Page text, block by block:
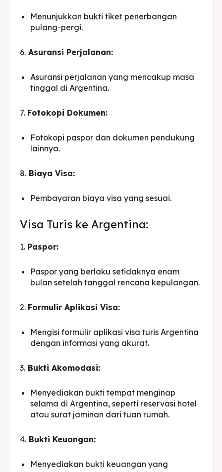
Menunjukkan bukti tiket penerbangan
pulang-pergi.
6. Asuransi Perjalanan:
Asuransi perjalanan yang mencakup masa
tinggal di Argentina.
7. Fotokopi Dokumen:
Fotokopi paspor dan dokumen pendukung
lainnya.
8. Biaya Visa:
Pembayaran biaya visa yang sesuai.
Visa Turis ke Argentina:
1. Paspor:
Paspor yang berlaku setidaknya enam
bulan setelah tanggal rencana kepulangan.
2. Formulir Aplikasi Visa:
Mengisi formulir aplikasi visa turis Argentina
dengan informasi yang akurat.
3. Bukti Akomodasi:
Menyediakan bukti tempat menginap
selama di Argentina, seperti reservasi hotel
atau surat jaminan dari tuan rumah.
4. Bukti Keuangan:
Menyediakan bukti keuangan yang